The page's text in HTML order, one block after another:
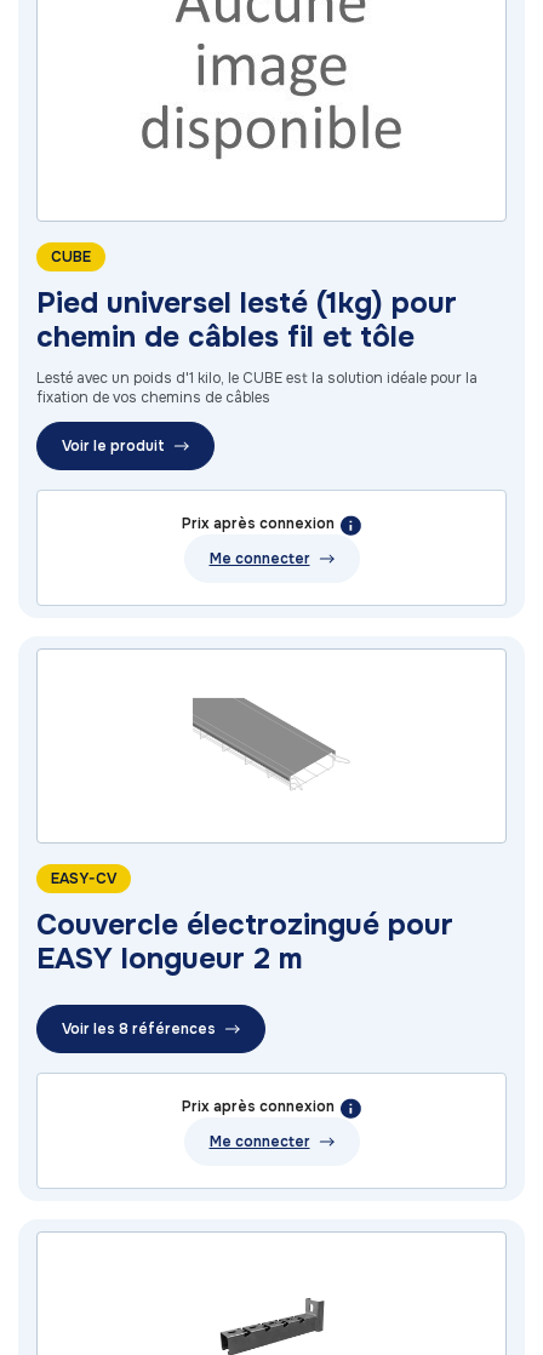
CUBE
Pied universel lesté (1kg) pour
chemin de câbles fil et tôle
Lesté avec un poids d'1 kilo, le CUBE est la solution idéale pour la
fixation de vos chemins de câbles
Voir le produit
Prix après connexion
Me connecter
EASY-CV
Couvercle électrozingué pour
EASY longueur 2 m
Voir les 8 références
Prix après connexion
Me connecter